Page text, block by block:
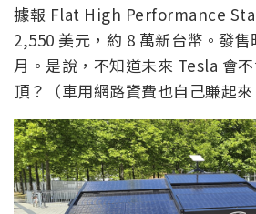
據報 Flat High Performance
2,550 美元，約 8 萬新台幣。發
月。是說，不知道未來 Tesla 會
頂？（車用網路資費也自己賺起來